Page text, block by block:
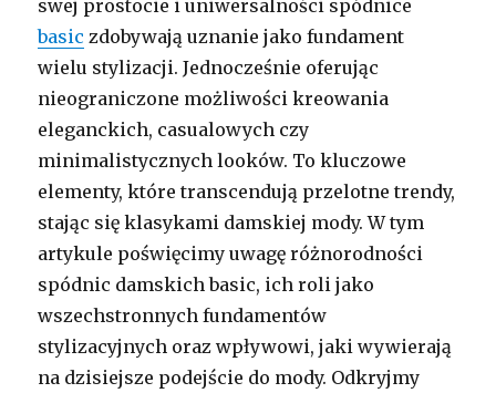
swej prostocie i uniwersalności spódnice
basic zdobywają uznanie jako fundament
wielu stylizacji. Jednocześnie oferując
nieograniczone możliwości kreowania
eleganckich, casualowych czy
minimalistycznych looków. To kluczowe
elementy, które transcendują przelotne trendy,
stając się klasykami damskiej mody. W tym
artykule poświęcimy uwagę różnorodności
spódnic damskich basic, ich roli jako
wszechstronnych fundamentów
stylizacyjnych oraz wpływowi, jaki wywierają
na dzisiejsze podejście do mody. Odkryjmy